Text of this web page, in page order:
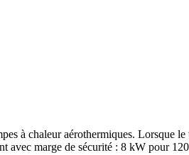
à chaleur aérothermiques. Lorsque le
marge de sécurité : 8 kW pour